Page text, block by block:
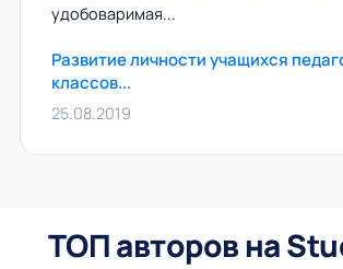
удобоваримая...
Развитие личности учащихся
классов...
25.08.2019
ТОП авторов на